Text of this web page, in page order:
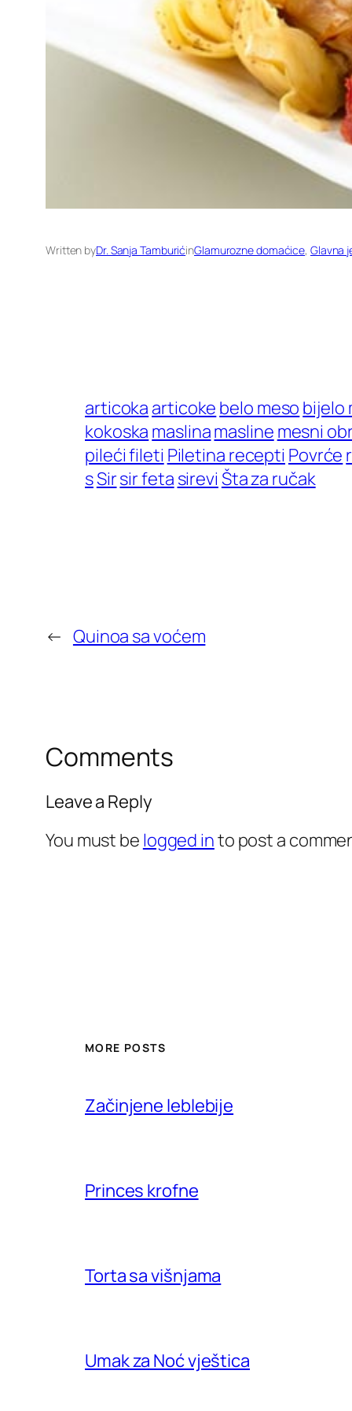
Written byDr. Sanja TamburićinGlamurozne domaćice, Glavna
articoka articoke belo meso bijelo
kokoska maslinamasline mesni
pileći fileti Piletina recepti Povrće
sSirsir feta sirevi Šta za ručak
← Quinoa sa voćem
Comments
Leave a Reply
You must be logged into post a
MORE POSTS
Začinjene leblebije
Princes krofne
Torta sa višnjama
Umak za Noć vještica